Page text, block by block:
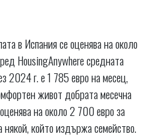
в Испания се оценява на около
HousingAnywhere средната
2024 г. е 1 785 евро на месец,
живот добрата месечна
на около 2 700 евро за
който издържа семейство.